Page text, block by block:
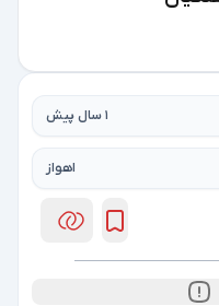
1 سال پیش
اهواز